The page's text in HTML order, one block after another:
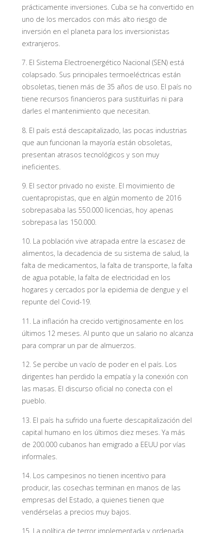
prácticamente inversiones. Cuba se ha convertido en
uno de los mercados con más alto riesgo de
inversión en el planeta para los inversionistas
extranjeros.
7. El Sistema Electroenergético Nacional (SEN) está
colapsado. Sus principales termoeléctricas están
obsoletas, tienen más de 35 años de uso. El país no
tiene recursos financieros para sustituirlas ni para
darles el mantenimiento que necesitan.
8. El país está descapitalizado, las pocas industrias
que aun funcionan la mayoría están obsoletas,
presentan atrasos tecnológicos y son muy
ineficientes.
9. El sector privado no existe. El movimiento de
cuentapropistas, que en algún momento de 2016
sobrepasaba las 550.000 licencias, hoy apenas
sobrepasa las 150.000.
10. La población vive atrapada entre la escasez de
alimentos, la decadencia de su sistema de salud, la
falta de medicamentos, la falta de transporte, la falta
de agua potable, la falta de electricidad en los
hogares y cercados por la epidemia de dengue y el
repunte del Covid-19.
11. La inflación ha crecido vertiginosamente en los
últimos 12 meses. Al punto que un salario no alcanza
para comprar un par de almuerzos.
12. Se percibe un vacío de poder en el país. Los
dirigentes han perdido la empatía y la conexión con
las masas. El discurso oficial no conecta con el
pueblo.
13. El país ha sufrido una fuerte descapitalización del
capital humano en los últimos diez meses. Ya más
de 200.000 cubanos han emigrado a EEUU por vías
informales.
14. Los campesinos no tienen incentivo para
producir, las cosechas terminan en manos de las
empresas del Estado, a quienes tienen que
vendérselas a precios muy bajos.
15. La política de terror implementada y ordenada